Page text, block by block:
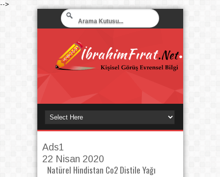
-->
Ads1
22 Nisan 2020
Natürel Hindistan Co2 Distile Yağı